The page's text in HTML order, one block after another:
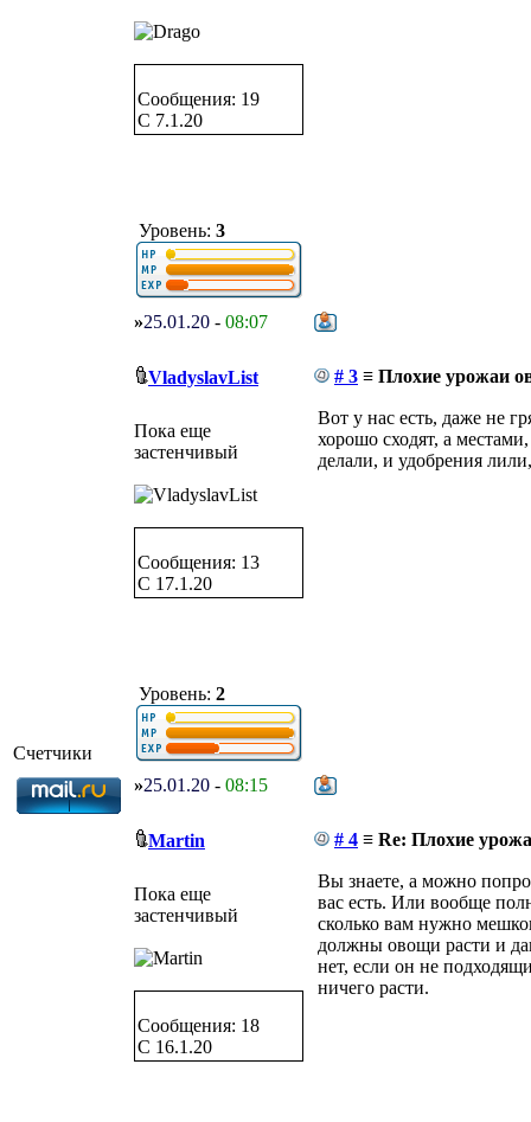
Счетчики
Сообщения: 19
C 7.1.20
Уровень: 3
»25.01.20 - 08:07
VladyslavList # 3 ≡ Плохие урожаи
Пока еще
застенчивый
Сообщения: 13
C 17.1.20
Уровень: 2
Вот у нас есть, даже не
хорошо сходят, а
делали, и удобрения
»25.01.20 - 08:15
Martin # 4 ≡ Re: Плохие
Пока еще
застенчивый
Сообщения: 18
C 16.1.20
Вы знаете, а можно
вас есть. Или вообще
сколько вам нужно
должны овощи расти и
нет, если он не
ничего расти.